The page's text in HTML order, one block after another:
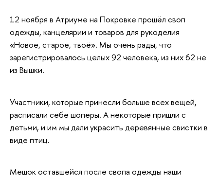
12 ноября в Атриуме на Покровке прошёл своп
одежды, канцелярии и товаров для рукоделия
«Новое, старое, твоё». Мы очень рады, что
зарегистрировалось целых 92 человека, из них 62 не
из Вышки.
Участники, которые принесли больше всех вещей,
расписали себе шоперы. А некоторые пришли с
детьми, и им мы дали украсить деревянные свистки в
виде птиц.
Мешок оставшейся после свопа одежды наши